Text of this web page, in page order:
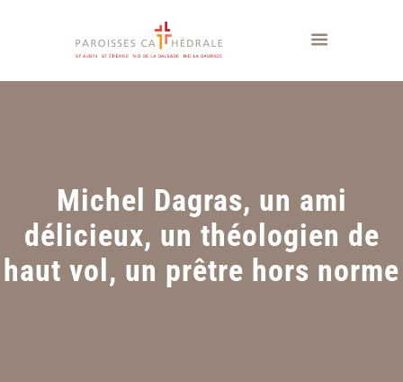
Michel Dagras, un ami
délicieux, un théologien de
haut vol, un prêtre hors norme